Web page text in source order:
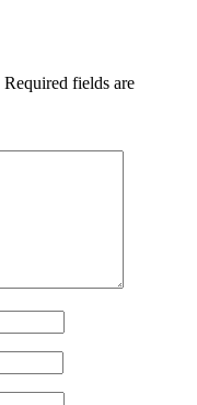
Required fields are